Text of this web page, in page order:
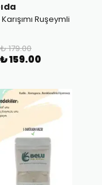
Ruşeymli
₺ 179.00
₺ 159.00